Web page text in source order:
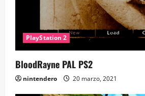
PlayStation 2
BloodRayne PAL PS2
nintendero 20 marzo, 2021